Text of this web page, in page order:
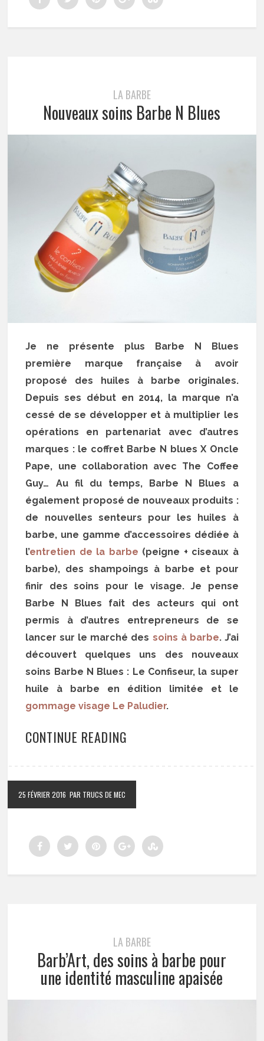
LA BARBE
Nouveaux soins Barbe N Blues
Je ne présente plus Barbe N Blues
première marque française à avoir
proposé des huiles à barbe originales.
Depuis ses début en 2014, la marque n’a
cessé de se développer et à multiplier les
opérations en partenariat avec d’autres
marques : le coffret Barbe N blues X Oncle
Pape, une collaboration avec The Coffee
Guy… Au fil du temps, Barbe N Blues a
également proposé de nouveaux produits :
de nouvelles senteurs pour les huiles à
barbe, une gamme d’accessoires dédiée à
l’entretien de la barbe (peigne + ciseaux à
barbe), des shampoings à barbe et pour
finir des soins pour le visage. Je pense
Barbe N Blues fait des acteurs qui ont
permis à d’autres entrepreneurs de se
lancer sur le marché des soins à barbe. J’ai
découvert quelques uns des nouveaux
soins Barbe N Blues : Le Confiseur, la super
huile à barbe en édition limitée et le
gommage visage Le Paludier.
CONTINUE READING
25 FÉVRIER 2016 PAR TRUCS DE MEC
LA BARBE
Barb’Art, des soins à barbe pour
une identité masculine apaisée